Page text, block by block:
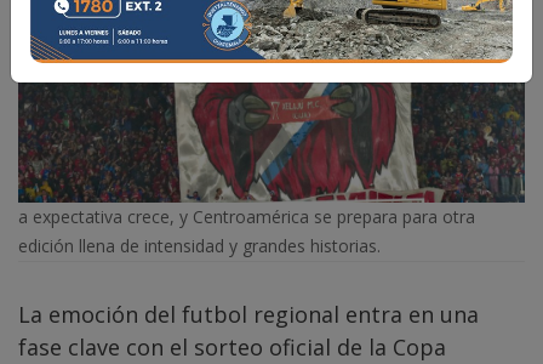
a expectativa crece, y Centroamérica se prepara para otra
edición llena de intensidad y grandes historias.
La emoción del futbol regional entra en una
fase clave con el sorteo oficial de la Copa